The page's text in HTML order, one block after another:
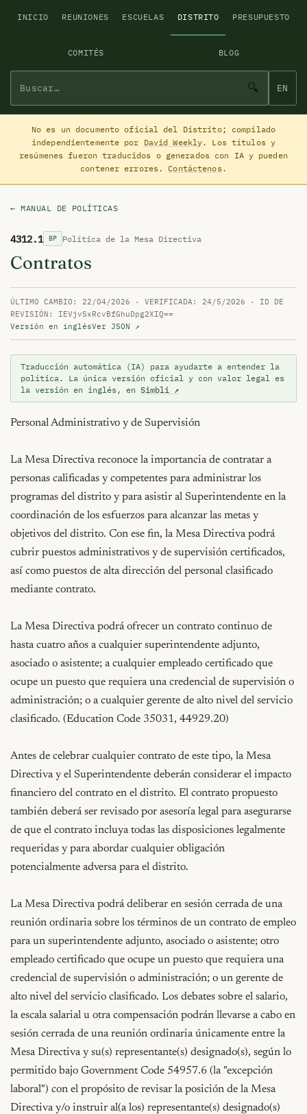
INICIO REUNIONES ESCUELAS DISTRITO PRESUPUESTO
COMITÉS BLOG
🔍 EN
No es un documento oficial del Distrito; compilado
independientemente por David Weekly. Los títulos y
resúmenes fueron traducidos o generados con IA y pueden
contener errores. Contáctenos.
← MANUAL DE POLÍTICAS
4312.1 BP Política de la Mesa Directiva
Contratos
ÚLTIMO CAMBIO: 22/04/2026 · VERIFICADA: 24/5/2026 · ID DE
REVISIÓN: IEVjvSxRcvBfGhuDpg2XIQ==
Versión en inglésVer JSON ↗
Traducción automática (IA) para ayudarte a entender la
política. La única versión oficial y con valor legal es
la versión en inglés, en Simbli ↗
Personal Administrativo y de Supervisión
La Mesa Directiva reconoce la importancia de contratar a
personas calificadas y competentes para administrar los
programas del distrito y para asistir al Superintendente en la
coordinación de los esfuerzos para alcanzar las metas y
objetivos del distrito. Con ese fin, la Mesa Directiva podrá
cubrir puestos administrativos y de supervisión certificados,
así como puestos de alta dirección del personal clasificado
mediante contrato.
La Mesa Directiva podrá ofrecer un contrato continuo de
hasta cuatro años a cualquier superintendente adjunto,
asociado o asistente; a cualquier empleado certificado que
ocupe un puesto que requiera una credencial de supervisión o
administración; o a cualquier gerente de alto nivel del servicio
clasificado. (Education Code 35031, 44929.20)
Antes de celebrar cualquier contrato de este tipo, la Mesa
Directiva y el Superintendente deberán considerar el impacto
financiero del contrato en el distrito. El contrato propuesto
también deberá ser revisado por asesoría legal para asegurarse
de que el contrato incluya todas las disposiciones legalmente
requeridas y para abordar cualquier obligación
potencialmente adversa para el distrito.
La Mesa Directiva podrá deliberar en sesión cerrada de una
reunión ordinaria sobre los términos de un contrato de empleo
para un superintendente adjunto, asociado o asistente; otro
empleado certificado que ocupe un puesto que requiera una
credencial de supervisión o administración; o un gerente de
alto nivel del servicio clasificado. Los debates sobre el salario,
la escala salarial u otra compensación podrán llevarse a cabo en
sesión cerrada de una reunión ordinaria únicamente entre la
Mesa Directiva y su(s) representante(s) designado(s), según lo
permitido bajo Government Code 54957.6 (la "excepción
laboral") con el propósito de revisar la posición de la Mesa
Directiva y/o instruir al(a los) representante(s) designado(s)